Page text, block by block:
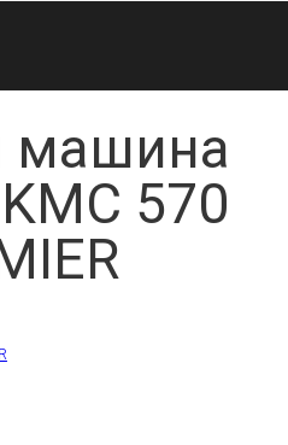
машина
570